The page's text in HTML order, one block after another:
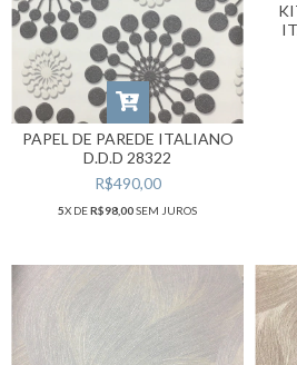
PAPEL DE PAREDE ITALIANO
D.D.D 28322
R$490,00
5X DER$98,00SEM JUROS